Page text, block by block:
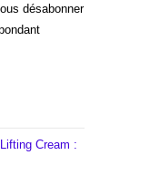
désabonner
Cream :